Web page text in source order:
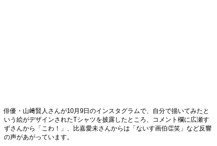
俳優・山﨑賢人さんが10月9日のインスタグラムで、自分で描いてみたと
いう絵がデザインされたTシャツを披露したところ、コメント欄に広瀬す
ずさんから「こわ！」、比嘉愛未さんからは「ないす画伯👏笑」など反響
の声があがっています。